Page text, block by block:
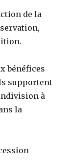
de la
bénéfices
supportent
à
la